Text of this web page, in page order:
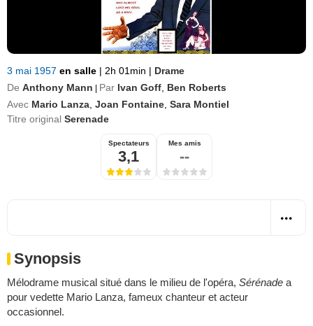
3 mai 1957 en salle | 2h 01min | Drame
De Anthony Mann Par Ivan Goff Ben Roberts
Avec Mario Lanza Joan Fontaine Sara Montiel
Titre original Serenade
Spectateurs
3,1
Mes amis
--
Synopsis
Mélodrame musical situé dans le milieu de l'opéra, Sérénade a
pour vedette Mario Lanza, fameux chanteur et acteur
occasionnel.